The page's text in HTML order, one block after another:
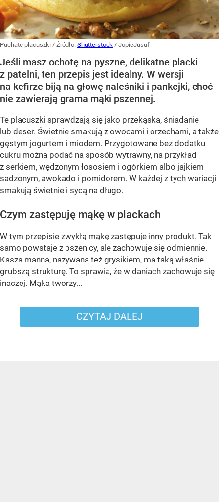
Puchate placuszki / Źródło: Shutterstock / JopieJusuf
Jeśli masz ochotę na pyszne, delikatne placki
z patelni, ten przepis jest idealny. W wersji
na kefirze biją na głowę naleśniki i pankejki, choć
nie zawierają grama mąki pszennej.
Te placuszki sprawdzają się jako przekąska, śniadanie
lub deser. Świetnie smakują z owocami i orzechami, a także
gęstym jogurtem i miodem. Przygotowane bez dodatku
cukru można podać na sposób wytrawny, na przykład
z serkiem, wędzonym łososiem i ogórkiem albo jajkiem
sadzonym, awokado i pomidorem. W każdej z tych wariacji
smakują świetnie i sycą na długo.
Czym zastępuję mąkę w plackach
W tym przepisie zwykłą mąkę zastępuje inny produkt. Tak
samo powstaje z pszenicy, ale zachowuje się odmiennie.
Kasza manna, nazywana też grysikiem, ma taką właśnie
grubszą strukturę. To sprawia, że w daniach zachowuje się
inaczej. Mąka tworzy...
CZYTAJ DALEJ